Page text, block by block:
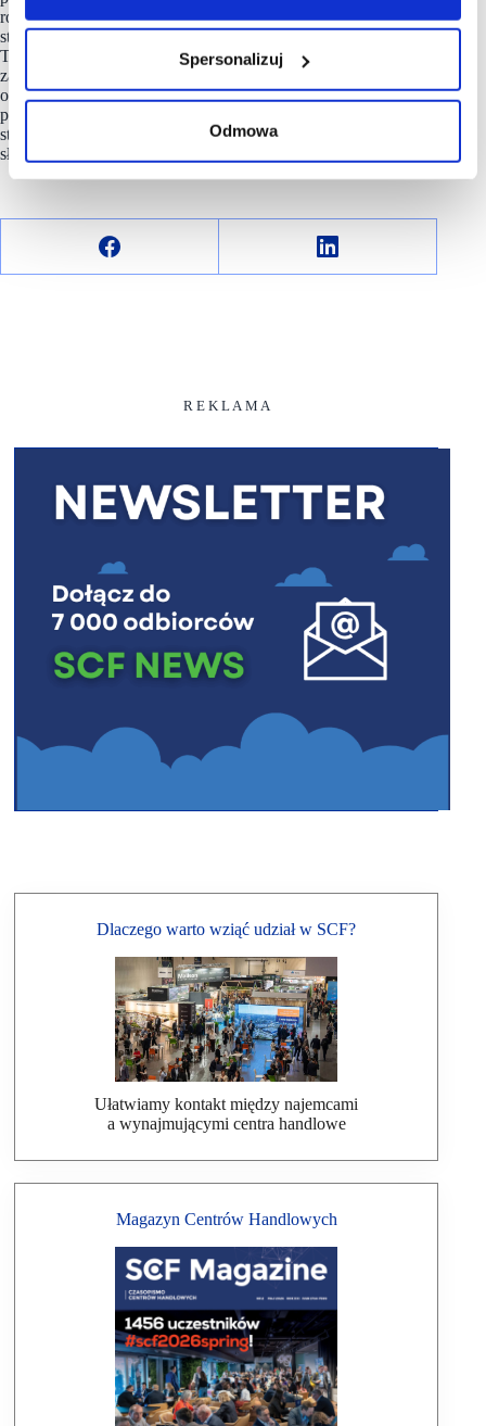
Spersonalizuj
Odmowa
rowerowy, motocyklowy a także nowocześnie zaaranżowana
strefa restauracyjna z wydzieloną przestrzenią wypoczynkową.
Tuż przy galerii klienci znajdują natomiast nowocześnie
zaaranżowany miejski ogród nad bulwarami Warty
oraz parking autokarowy. We wnętrzu obiektu z kolei
przygotowano dla nich kilka stref relaksu, w tym spektakularną
strefę dydaktyczno-wypoczynkową z licznymi akwariami
słono- i słodkowodnymi. Właścicielem galerii jest GTC S.A.
R E K L A M A
Dlaczego warto wziąć udział w SCF?
Ułatwiamy kontakt między najemcami
a wynajmującymi centra handlowe
Magazyn Centrów Handlowych